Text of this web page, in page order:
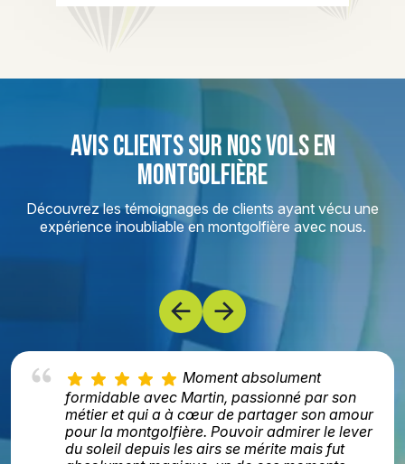
AVIS CLIENTS SUR NOS VOLS EN
MONTGOLFIÈRE
Découvrez les témoignages de clients ayant vécu une
expérience inoubliable en montgolfière avec nous.
Moment absolument
formidable avec Martin, passionné par son
métier et qui a à cœur de partager son amour
pour la montgolfière. Pouvoir admirer le lever
du soleil depuis les airs se mérite mais fut